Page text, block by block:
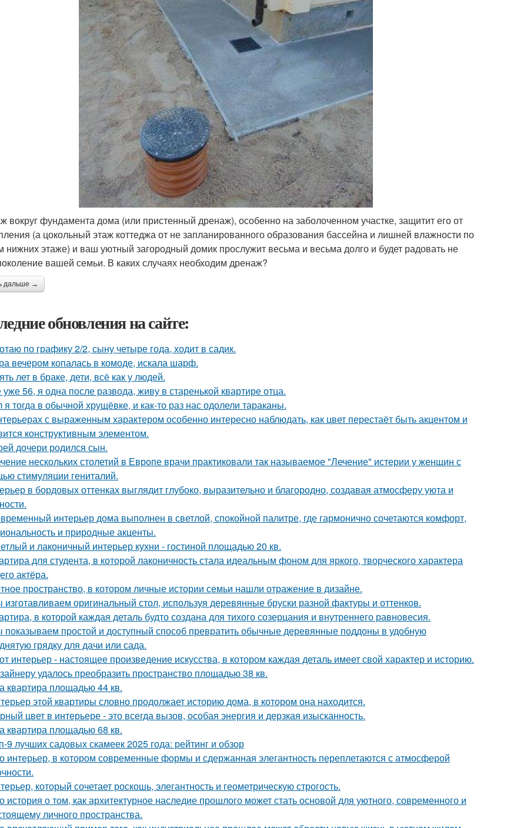
вокруг фундамента дома (или пристенный дренаж), особенно на заболоченном участке, защитит его от
(а цокольный этаж коттеджа от не запланированного образования бассейна и лишней влажности по
нижних этаже) и ваш уютный загородный домик прослужит весьма и весьма долго и будет радовать не
вашей семьи. В каких случаях необходим дренаж?
дальше →
обновления на сайте:
по графику 2/2, сыну четыре года, ходит в садик.
вечером копалась в комоде, искала шарф.
лет в браке, дети, всё как у людей.
56, я одна после развода, живу в старенькой квартире отца.
тогда в обычной хрущёвке, и как-то раз нас одолели тараканы.
с выраженным характером особенно интересно наблюдать, как цвет перестаёт быть акцентом и
конструктивным элементом.
дочери родился сын.
нескольких столетий в Европе врачи практиковали так называемое "Лечение" истерии у женщин с
стимуляции гениталий.
в бордовых оттенках выглядит глубоко, выразительно и благородно, создавая атмосферу уюта и
интерьер дома выполнен в светлой, спокойной палитре, где гармонично сочетаются комфорт,
и природные акценты.
и лаконичный интерьер кухни - гостиной площадью 20 кв.
для студента, в которой лаконичность стала идеальным фоном для яркого, творческого характера
актёра.
пространство, в котором личные истории семьи нашли отражение в дизайне.
оригинальный стол, используя деревянные бруски разной фактуры и оттенков.
в которой каждая деталь будто создана для тихого созерцания и внутреннего равновесия.
простой и доступный способ превратить обычные деревянные поддоны в удобную
грядку для дачи или сада.
интерьер - настоящее произведение искусства, в котором каждая деталь имеет свой характер и историю.
удалось преобразить пространство площадью 38 кв.
квартира площадью 44 кв.
этой квартиры словно продолжает историю дома, в котором она находится.
цвет в интерьере - это всегда вызов, особая энергия и дерзкая изысканность.
квартира площадью 68 кв.
9 лучших садовых скамеек 2025 года: рейтинг и обзор
интерьер, в котором современные формы и сдержанная элегантность переплетаются с атмосферой
который сочетает роскошь, элегантность и геометрическую строгость.
история о том, как архитектурное наследие прошлого может стать основой для уютного, современного и
личного пространства.